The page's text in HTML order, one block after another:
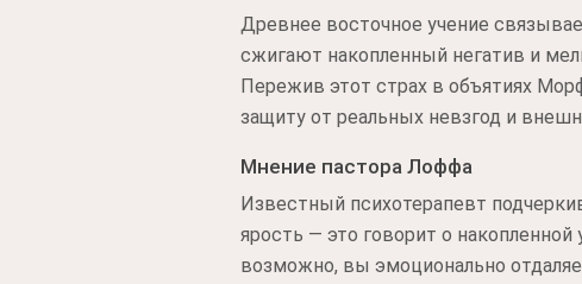
Древнее восточное учение
сжигают накопленный негатив и
Пережив этот страх в объятиях
защиту от реальных невзгод и
Мнение пастора Лоффа
Известный психотерапевт
ярость — это говорит о
возможно, вы эмоционально